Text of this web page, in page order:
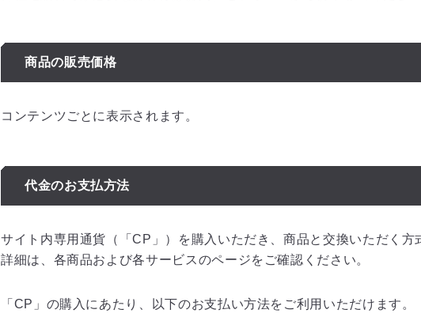
商品の販売価格
コンテンツごとに表示されます。
代金のお支払方法
サイト内専用通貨（「CP」）を購入いただき、商品と交換いただく方
詳細は、各商品および各サービスのページをご確認ください。
「CP」の購入にあたり、以下のお支払い方法をご利用いただけます。